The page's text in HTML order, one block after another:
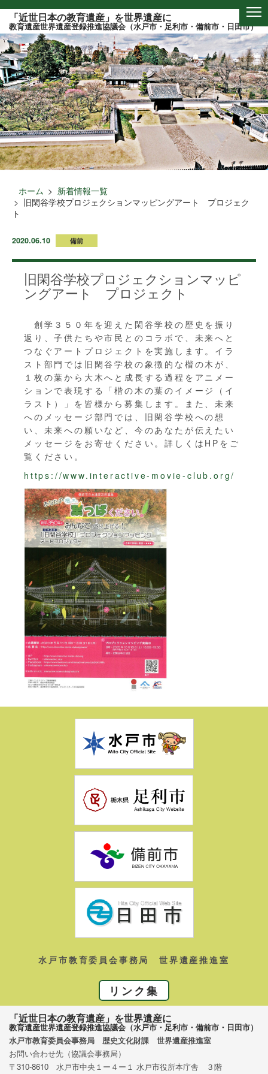
このページの本文へ
「近世日本の教育遺産」を世界遺産に
教育遺産世界遺産登録推進協議会（水戸市・足利市・備前市・日田市）
ホーム
新着情報一覧
旧閑谷学校プロジェクションマッピングアート プロジェク
ト
2020.06.10 備前
旧閑谷学校プロジェクションマッピ
ングアート プロジェクト
創学３５０年を迎えた閑谷学校の歴史を振り
返り、子供たちや市民とのコラボで、未来へと
つなぐアートプロジェクトを実施します。イラ
スト部門では旧閑谷学校の象徴的な楷の木が、
１枚の葉から大木へと成長する過程をアニメー
ションで表現する「楷の木の葉のイメージ（イ
ラスト）」を皆様から募集します。また、未来
へのメッセージ部門では、旧閑谷学校への想
い、未来への願いなど、今のあなたが伝えたい
メッセージをお寄せください。詳しくはHPをご
覧ください。
https://www.interactive-movie-club.org/
水戸市教育委員会事務局 世界遺産推進室
リンク集
「近世日本の教育遺産」を世界遺産に
教育遺産世界遺産登録推進協議会（水戸市・足利市・備前市・日田市）
水戸市教育委員会事務局 歴史文化財課 世界遺産推進室
お問い合わせ先（協議会事務局）
〒310-8610 水戸市中央１ー４ー１ 水戸市役所本庁舎 ３階